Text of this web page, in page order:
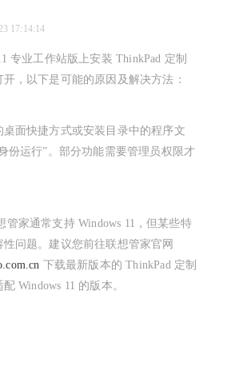
17:14:14
专业工作站版上安装 ThinkPad 定制
，以下是可能的原因及解决方法：
面快捷方式或安装目录中的程序文
份运行”。部分功能需要管理员权限才
管家通常支持 Windows 11，但某些特
问题。建议您前往联想管家官网
下载最新版本的 ThinkPad 定制
Windows 11 的版本。